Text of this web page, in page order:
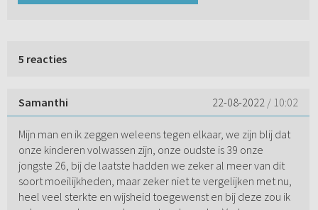
5 reacties
Samanthi 22-08-2022 / 10:02
Mijn man en ik zeggen weleens tegen elkaar, we zijn blij dat
onze kinderen volwassen zijn, onze oudste is 39 onze
jongste 26, bij de laatste hadden we zeker al meer van dit
soort moeilijkheden, maar zeker niet te vergelijken met nu,
heel veel sterkte en wijsheid toegewenst en bij deze zou ik